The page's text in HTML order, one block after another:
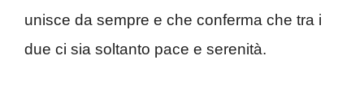
unisce da sempre e che conferma che tra i
due ci sia soltanto pace e serenità.